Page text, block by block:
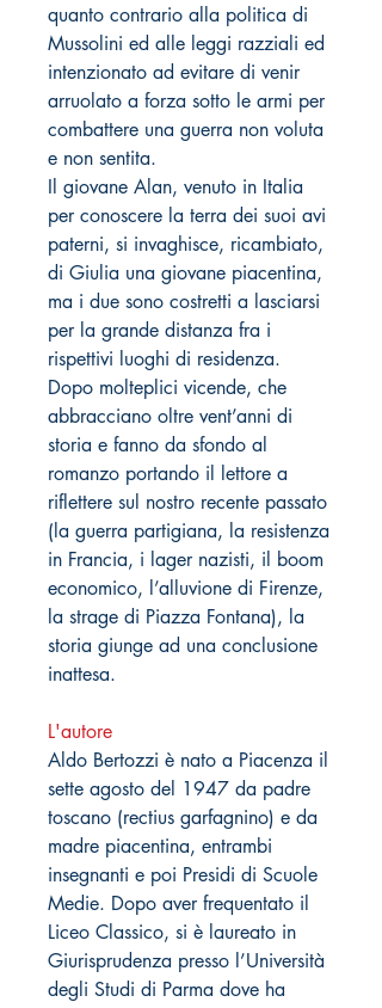
quanto contrario alla politica di
Mussolini ed alle leggi razziali ed
intenzionato ad evitare di venir
arruolato a forza sotto le armi per
combattere una guerra non voluta
e non sentita.
Il giovane Alan, venuto in Italia
per conoscere la terra dei suoi avi
paterni, si invaghisce, ricambiato,
di Giulia una giovane piacentina,
ma i due sono costretti a lasciarsi
per la grande distanza fra i
rispettivi luoghi di residenza.
Dopo molteplici vicende, che
abbracciano oltre vent’anni di
storia e fanno da sfondo al
romanzo portando il lettore a
riflettere sul nostro recente passato
(la guerra partigiana, la resistenza
in Francia, i lager nazisti, il boom
economico, l’alluvione di Firenze,
la strage di Piazza Fontana), la
storia giunge ad una conclusione
inattesa.
L'autore
Aldo Bertozzi è nato a Piacenza il
sette agosto del 1947 da padre
toscano (rectius garfagnino) e da
madre piacentina, entrambi
insegnanti e poi Presidi di Scuole
Medie. Dopo aver frequentato il
Liceo Classico, si è laureato in
Giurisprudenza presso l’Università
degli Studi di Parma dove ha